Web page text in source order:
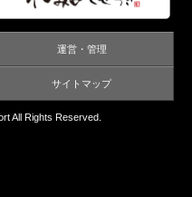
運営・管理
サイトマップ
All Rights Reserved.